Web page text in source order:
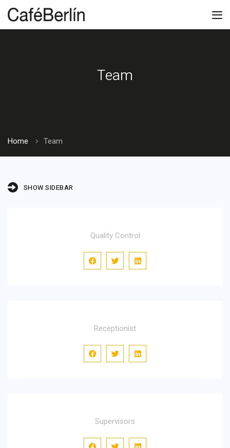
Team
Home Team
SHOW SIDEBAR
Quality Control
Receptionist
Supervisors